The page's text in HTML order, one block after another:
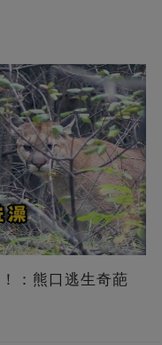
：熊口逃生奇葩